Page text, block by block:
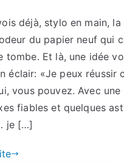
déjà, stylo en main, la
du papier neuf qui
tombe. Et là, une idée
éclair: «Je peux réussir
vous pouvez. Avec
fiables et quelques
je […]